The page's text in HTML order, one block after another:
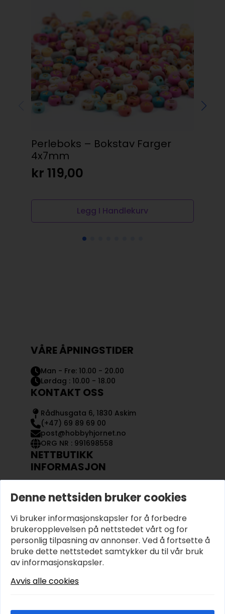
Perleboks – Bokstav Farger
4x7mm
kr 119,00
Legg I Handlekurv
VÅRE ÅPNINGSTIDER
Man - Fre: 10.00 - 20.00
Lørdag : 10.00 - 18.00
KONTAKT OSS
Rådhusgata 6, 1830 Askim
(+47) 69 89 69 00
post@hobbyhjornet.no
ORG NR : 991698558
NETTBUTIKK
INFORMASJON
OM OSS
KJØPSVILKÅR OG BETINGELSER
PERSONVERN
Denne nettsiden bruker cookies
Vi bruker informasjonskapsler for å forbedre
brukeropplevelsen på nettstedet vårt og for
personlig tilpasning av annonser. Ved å fortsette å
bruke dette nettstedet samtykker du til vår bruk
av informasjonskapsler.
Avvis alle cookies